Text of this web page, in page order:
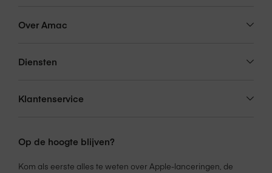
Over Amac
Diensten
Klantenservice
Op de hoogte blijven?
Kom als eerste alles te weten over Apple-lanceringen, de